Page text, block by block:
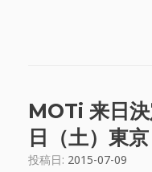
MOTi 来日
日（土）東
投稿日: 2015-07-09